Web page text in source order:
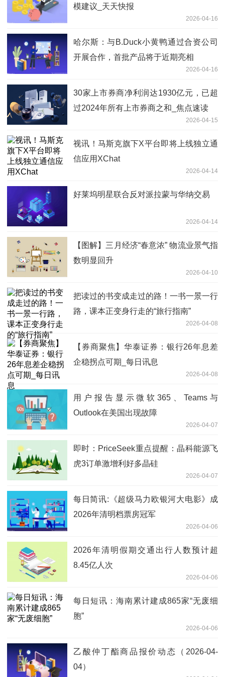
模建议_天天快报
2026-04-16
哈尔斯：与B.Duck小黄鸭通过合资公司
开展合作，首批产品将于近期亮相
2026-04-16
30家上市券商净利润达1930亿元，已超
过2024年所有上市券商之和_焦点速读
2026-04-15
视讯！马斯克旗下X平台即将上线独立通
信应用XChat
2026-04-14
好莱坞明星联合反对派拉蒙与华纳交易
2026-04-14
【图解】三月经济“春意浓” 物流业景气指
数明显回升
2026-04-10
把读过的书变成走过的路！一书一景一行
路，课本正变身行走的“旅行指南”
2026-04-08
【券商聚焦】华泰证券：银行26年息差
企稳拐点可期_每日讯息
2026-04-08
用户报告显示微软365、Teams与
Outlook在美国出现故障
2026-04-07
即时：PriceSeek重点提醒：晶科能源飞
虎3订单激增利好多晶硅
2026-04-07
每日简讯:《超级马力欧银河大电影》成
2026年清明档票房冠军
2026-04-06
2026年清明假期交通出行人数预计超
8.45亿人次
2026-04-06
每日短讯：海南累计建成865家“无废细
胞”
2026-04-06
乙酸仲丁酯商品报价动态（2026-04-
04）